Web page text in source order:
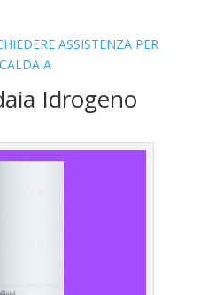
ASSISTENZA PER
Idrogeno